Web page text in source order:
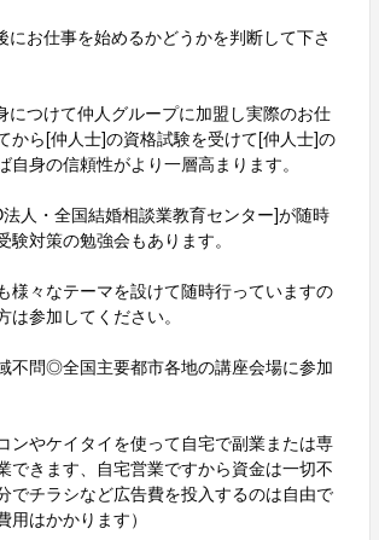
お仕事を始めるかどうかを判断して下さ
つけて仲人グループに加盟し実際のお仕
から[仲人士]の資格試験を受けて[仲人士]の
自身の信頼性がより一層高まります。
人・全国結婚相談業教育センター]が随時
験対策の勉強会もあります。
様々なテーマを設けて随時行っていますの
は参加してください。
不問◎全国主要都市各地の講座会場に参加
ンやケイタイを使って自宅で副業または専
できます、自宅営業ですから資金は一切不
でチラシなど広告費を投入するのは自由で
はかかります）